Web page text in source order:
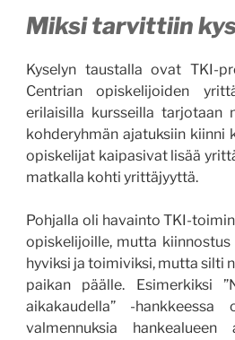
Miksi tarvittiin
Kyselyn taustalla ovat TKI-
Centrian opiskelijoiden
erilaisilla kursseilla tarjotaan
kohderyhmän ajatuksiin kiinni
opiskelijat kaipasivat lisää
matkalla kohti yrittäjyyttä.
Pohjalla oli havainto TKI-
opiskelijoille, mutta
hyviksi ja toimiviksi, mutta silti
paikan päälle. Esimerkiksi
aikakaudella” -
valmennuksia